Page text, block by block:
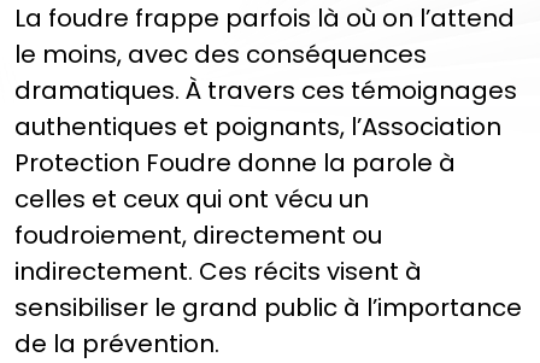
La foudre frappe parfois là où on l’attend
le moins, avec des conséquences
dramatiques. À travers ces témoignages
authentiques et poignants, l’Association
Protection Foudre donne la parole à
celles et ceux qui ont vécu un
foudroiement, directement ou
indirectement. Ces récits visent à
sensibiliser le grand public à l’importance
de la prévention.